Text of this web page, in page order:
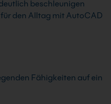
beschleunigen
den Alltag mit AutoCAD
Fähigkeiten auf ein